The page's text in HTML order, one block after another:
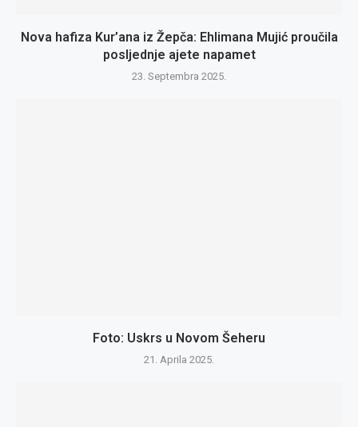
Nova hafiza Kur’ana iz Žepča: Ehlimana Mujić proučila
posljednje ajete napamet
23. Septembra 2025.
Foto: Uskrs u Novom Šeheru
21. Aprila 2025.